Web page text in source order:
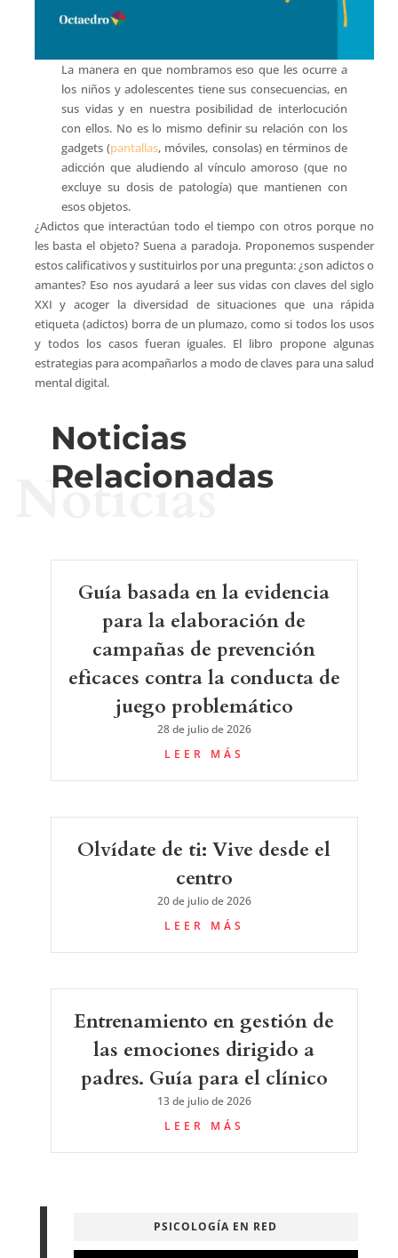
La manera en que nombramos eso que les ocurre a
los niños y adolescentes tiene sus consecuencias, en
sus vidas y en nuestra posibilidad de interlocución
con ellos. No es lo mismo definir su relación con los
gadgets (pantallas, móviles, consolas) en términos de
adicción que aludiendo al vínculo amoroso (que no
excluye su dosis de patología) que mantienen con
esos objetos.
¿Adictos que interactúan todo el tiempo con otros porque no
les basta el objeto? Suena a paradoja. Proponemos suspender
estos calificativos y sustituirlos por una pregunta: ¿son adictos o
amantes? Eso nos ayudará a leer sus vidas con claves del siglo
XXI y acoger la diversidad de situaciones que una rápida
etiqueta (adictos) borra de un plumazo, como si todos los usos
y todos los casos fueran iguales. El libro propone algunas
estrategias para acompañarlos a modo de claves para una salud
mental digital.
Noticias
Relacionadas
Noticias
Guía basada en la evidencia
para la elaboración de
campañas de prevención
eficaces contra la conducta de
juego problemático
28 de julio de 2026
LEER MÁS
Olvídate de ti: Vive desde el
centro
20 de julio de 2026
LEER MÁS
Entrenamiento en gestión de
las emociones dirigido a
padres. Guía para el clínico
13 de julio de 2026
LEER MÁS
PSICOLOGÍA EN RED